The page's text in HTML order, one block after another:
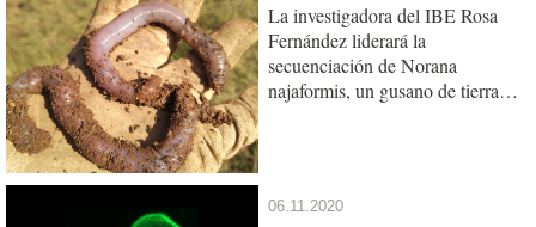
La investigadora del IBE Rosa
Fernández liderará la
secuenciación de Norana
najaformis, un gusano de tierra
06.11.2020